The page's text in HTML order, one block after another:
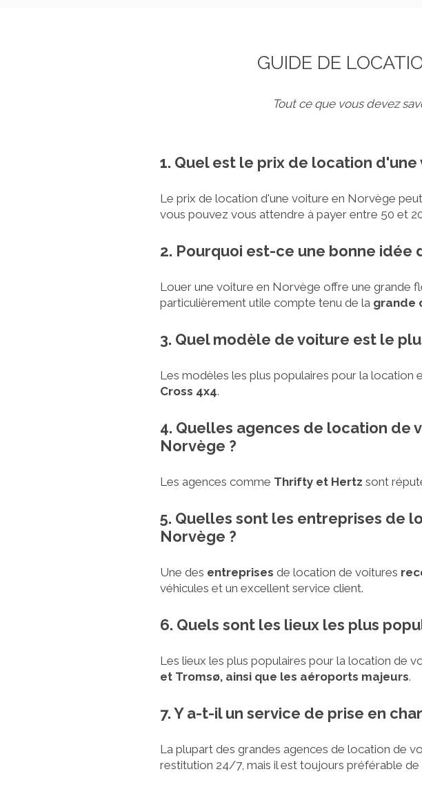
GUIDE DE
Tout ce que vous devez
1. Quel est le prix de location
Le prix de location d'une voiture en Norvège
vous pouvez vous attendre à payer entre 50 et
2. Pourquoi est-ce une bonne idée
Louer une voiture en Norvège offre une grande
particulièrement utile compte tenu de la grande
3. Quel modèle de voiture est le
Les modèles les plus populaires pour la location
Cross 4x4.
4. Quelles agences de location de
Norvège ?
Les agences comme Thrifty et Hertz sont
5. Quelles sont les entreprises de
Norvège ?
Une des entreprises de location de voitures
véhicules et un excellent service client.
6. Quels sont les lieux les plus
Les lieux les plus populaires pour la location de
et Tromsø, ainsi que les aéroports majeurs.
7. Y a-t-il un service de prise en
La plupart des grandes agences de location de
restitution 24/7, mais il est toujours préférable de